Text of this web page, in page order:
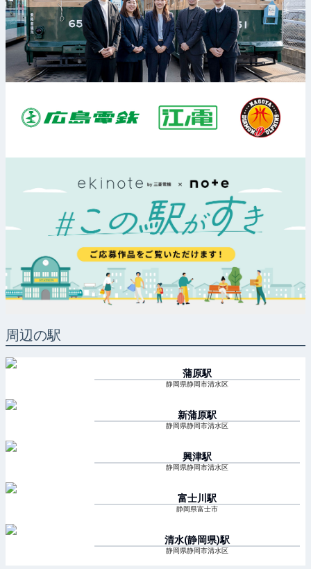
周辺の駅
蒲原駅
静岡県静岡市清水区
新蒲原駅
静岡県静岡市清水区
興津駅
静岡県静岡市清水区
富士川 駅
静岡県富士市
清水(静岡県)駅
静岡県静岡市清水区